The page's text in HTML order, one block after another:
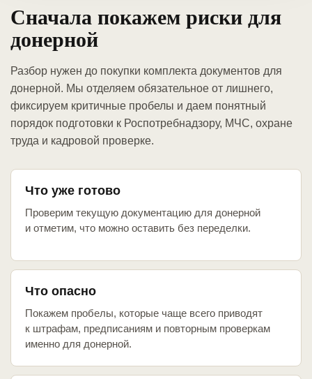
Сначала покажем риски для
донерной
Разбор нужен до покупки комплекта документов для
донерной. Мы отделяем обязательное от лишнего,
фиксируем критичные пробелы и даем понятный
порядок подготовки к Роспотребнадзору, МЧС, охране
труда и кадровой проверке.
Что уже готово
Проверим текущую документацию для донерной
и отметим, что можно оставить без переделки.
Что опасно
Покажем пробелы, которые чаще всего приводят
к штрафам, предписаниям и повторным проверкам
именно для донерной.